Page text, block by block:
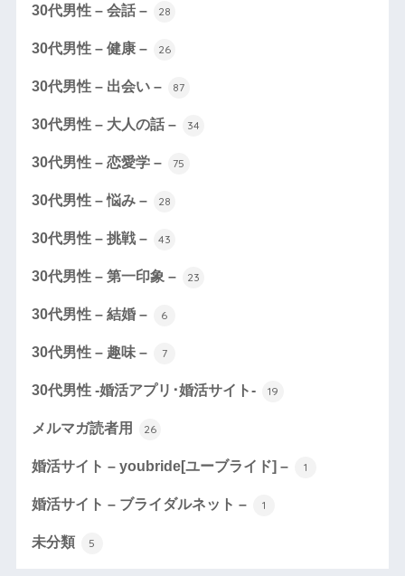
30代男性 – 会話 – 28
30代男性 – 健康 – 26
30代男性 – 出会い – 87
30代男性 – 大人の話 – 34
30代男性 – 恋愛学 – 75
30代男性 – 悩み – 28
30代男性 – 挑戦 – 43
30代男性 – 第一印象 – 23
30代男性 – 結婚 – 6
30代男性 – 趣味 – 7
30代男性 -婚活アプリ･婚活サイト- 19
メルマガ読者用 26
婚活サイト – youbride[ユーブライド] – 1
婚活サイト – ブライダルネット – 1
未分類 5